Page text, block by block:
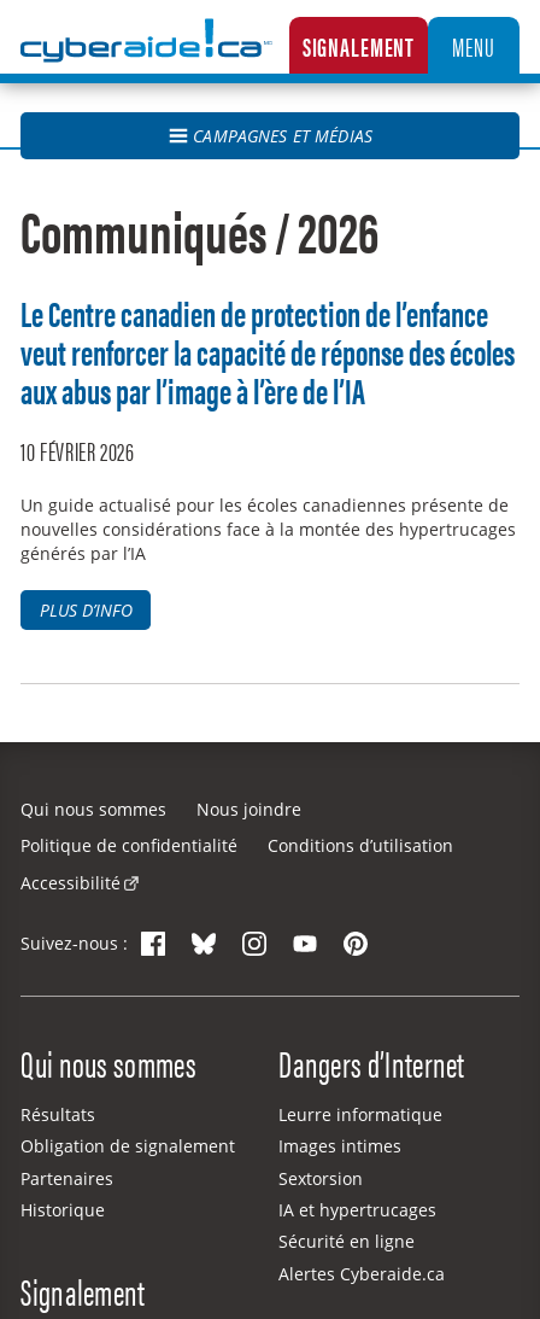
LA CENTRALE CANADIENNE DE SIGNALEMENT DES CAS D’EXPLOITATION SEXUELLE
SIGNALEMENT MENU
CAMPAGNES ET MÉDIAS
Communiqués / 2026
Le Centre canadien de protection de l’enfance
veut renforcer la capacité de réponse des écoles
aux abus par l’image à l’ère de l’IA
10 FÉVRIER 2026
Un guide actualisé pour les écoles canadiennes présente de
nouvelles considérations face à la montée des hypertrucages
générés par l’IA
PLUS D’INFO
Qui nous sommes
Nous joindre
Politique de confidentialité
Conditions d’utilisation
Accessibilité
Suivez-nous : FacebookBlueskyInstagram
YouTubePinterest
Qui nous sommes
Résultats
Obligation de signalement
Partenaires
Historique
Signalement
Dangers d’Internet
Leurre informatique
Images intimes
Sextorsion
IA et hypertrucages
Sécurité en ligne
Alertes Cyberaide.ca